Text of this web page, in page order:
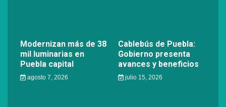
Modernizan más de 38
mil luminarias en
Puebla capital
agosto 7, 2026
Cablebús de Puebla:
Gobierno presenta
avances y beneficios
julio 15, 2026